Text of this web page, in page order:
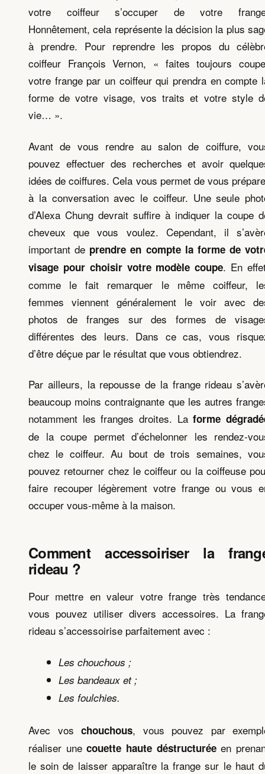
votre coiffeur s’occuper de votre
Honnêtement, cela représente la décision la plus
à prendre. Pour reprendre les propos du
coiffeur François Vernon, « faites toujours
votre frange par un coiffeur qui prendra en compte
forme de votre visage, vos traits et votre style
vie… ».
Avant de vous rendre au salon de coiffure,
pouvez effectuer des recherches et avoir
idées de coiffures. Cela vous permet de vous
à la conversation avec le coiffeur. Une seule
d’Alexa Chung devrait suffire à indiquer la coupe
cheveux que vous voulez. Cependant, il
important de prendre en compte la forme de
visage pour choisir votre modèle coupe. En
comme le fait remarquer le même coiffeur,
femmes viennent généralement le voir avec
photos de franges sur des formes de
différentes des leurs. Dans ce cas, vous
d’être déçue par le résultat que vous obtiendrez.
Par ailleurs, la repousse de la frange rideau
beaucoup moins contraignante que les autres
notamment les franges droites. Laforme
de la coupe permet d’échelonner les rendez-
chez le coiffeur. Au bout de trois semaines,
pouvez retourner chez le coiffeur ou la coiffeuse
faire recouper légèrement votre frange ou vous
occuper vous-même à la maison.
Comment accessoiriser la
rideau ?
Pour mettre en valeur votre frange très
vous pouvez utiliser divers accessoires. La
rideau s’accessoirise parfaitement avec :
Les chouchous ;
Les bandeaux et ;
Les foulchies.
Avec vos chouchous, vous pouvez par
réaliser unecouette haute déstructuréeen
le soin de laisser apparaître la frange sur le haut